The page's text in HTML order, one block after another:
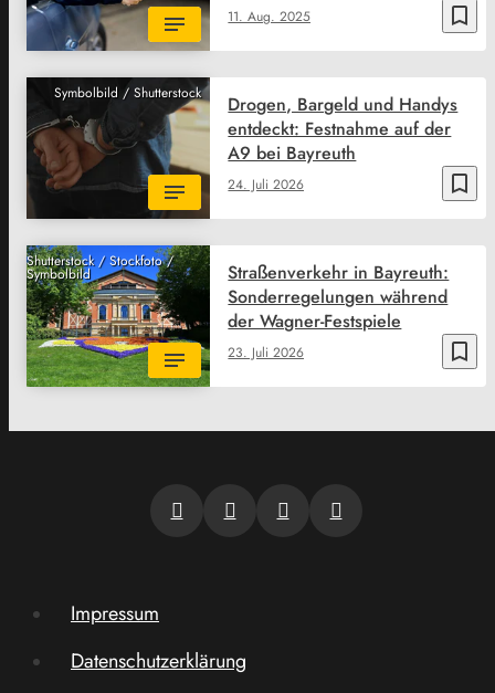
bookmark_border
11. Aug. 2025
Symbolbild / Shutterstock
bookmark_border
24. Juli 2026
Drogen, Bargeld und Handys
entdeckt: Festnahme auf der
A9 bei Bayreuth
Shutterstock / Stockfoto /
Symbolbild
bookmark_border
23. Juli 2026
Straßenverkehr in Bayreuth:
Sonderregelungen während
der Wagner-Festspiele
Impressum
Datenschutzerklärung